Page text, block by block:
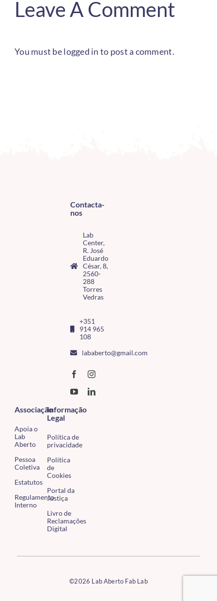
Leave A Comment
You must belogged in to post a comment.
Contacta-
nos
Lab
Center,
R. José
Eduardo
César, 8,
2560-
288
Torres
Vedras
+351
914 965
108
lababerto@gmail.com
Associação
Apoia o
Lab
Aberto
Pessoa
Coletiva
Estatutos
Regulamento
Interno
Informação
Legal
Política de
privacidade
Política
de
Cookies
Portal da
Justiça
Livro de
Reclamações
Digital
©2026 Lab Aberto Fab Lab